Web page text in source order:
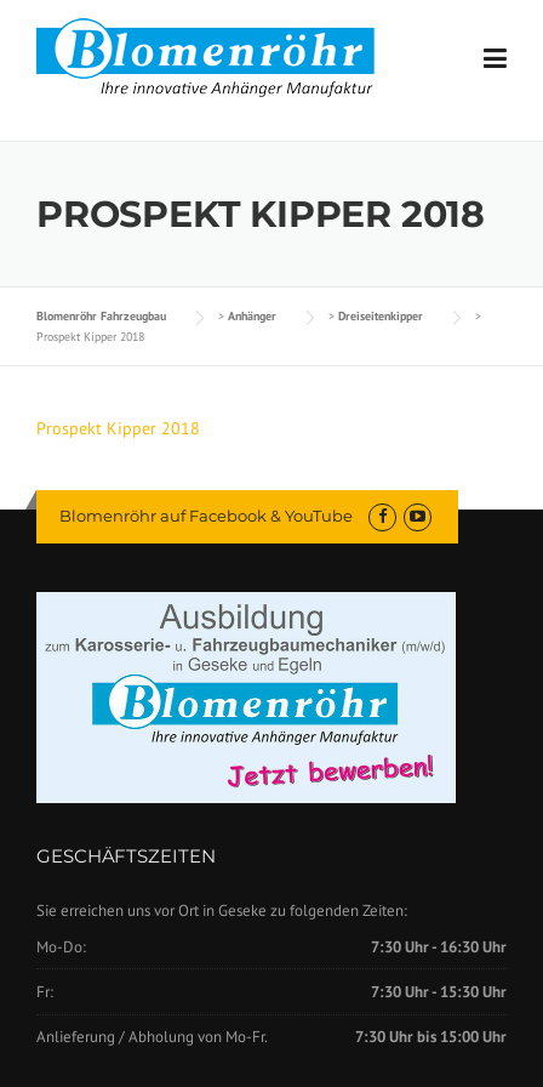
Skip to content
PROSPEKT KIPPER 2018
Blomenröhr Fahrzeugbau > Anhänger > Dreiseitenkipper
>
Prospekt Kipper 2018
Prospekt Kipper 2018
Blomenröhr auf Facebook & YouTube
GESCHÄFTSZEITEN
Sie erreichen uns vor Ort in Geseke zu folgenden Zeiten:
Mo-Do:
7:30 Uhr - 16:30 Uhr
Fr: 7:30 Uhr - 15:30 Uhr
Anlieferung / Abholung von Mo-Fr. 7:30 Uhr bis 15:00 Uhr